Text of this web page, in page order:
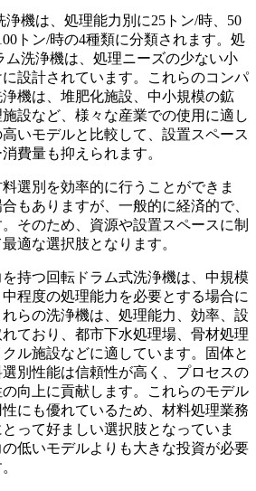
浄機は、処理能力別に25トン/時、50
トン/時の4種類に分類されます。処
ム洗浄機は、処理ニーズの少ない小
設計されています。これらのコンパ
機は、堆肥化施設、中小規模の鉱
設など、様々な産業での使用に適し
いモデルと比較して、設置スペース
費量も抑えられます。
選別を効率的に行うことができま
もありますが、一般的に経済的で、
そのため、資源や設置スペースに制
適な選択肢となります。
持つ回転ドラム式洗浄機は、中規模
程度の処理能力を必要とする場合に
らの洗浄機は、処理能力、効率、設
ており、都市下水処理場、骨材処理
ル施設などに適しています。固体と
別性能は信頼性が高く、プロセスの
向上に貢献します。これらのモデル
にも優れているため、材料処理業務
って好ましい選択肢となっていま
低いモデルよりも大きな投資が必要